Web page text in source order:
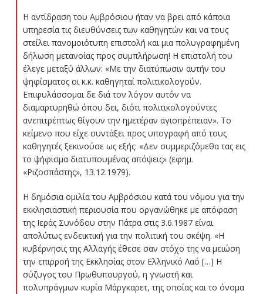
Η αντίδραση του Αμβρόσιου ήταν να βρει από κάποια
υπηρεσία τις διευθύνσεις των καθηγητών και να τους
στείλει πανομοιότυπη επιστολή και μια πολυγραφημένη
δήλωση μετανοίας προς συμπλήρωση! Η επιστολή του
έλεγε μεταξύ άλλων: «Με την διατύπωσιν αυτήν του
ψηφίσματος οι κ.κ. καθηγηταί πολιτικολογούν.
Επιφυλάσσομαι δε διά τον λόγον αυτόν να
διαμαρτυρηθώ όπου δει, διότι πολιτικολογούντες
ανεπιτρέπτως θίγουν την ημετέραν αγιοπρέπειαν». Το
κείμενο που είχε συντάξει προς υπογραφή από τους
καθηγητές ξεκινούσε ως εξής: «Δεν συμμεριζόμεθα τας εις
το ψήφισμα διατυπουμένας απόψεις» (εφημ.
«Ριζοσπάστης», 13.12.1979).
Η δημόσια ομιλία του Αμβρόσιου κατά του νόμου για την
εκκλησιαστική περιουσία που οργανώθηκε με απόφαση
της Ιεράς Συνόδου στην Πάτρα στις 3.6.1987 είναι
απολύτως ενδεικτική για την πολιτική του σκέψη. «Η
κυβέρνησις της Αλλαγής έθεσε σαν στόχο της να μειώση
την επιρροή της Εκκλησίας στον Ελληνικό Λαό […] Η
σύζυγος του Πρωθυπουργού, η γνωστή και
πολυπράγμων κυρία Μάργκαρετ, της οποίας και το όνομα